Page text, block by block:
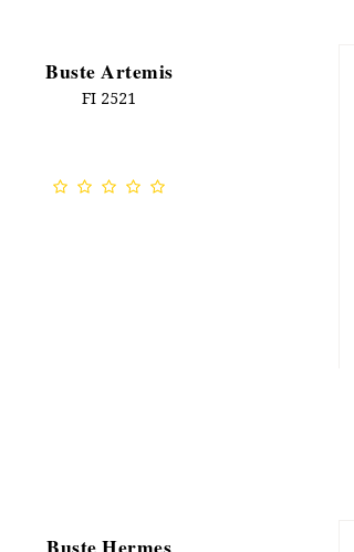
Buste Artemis
FI 2521
Buste Hermes